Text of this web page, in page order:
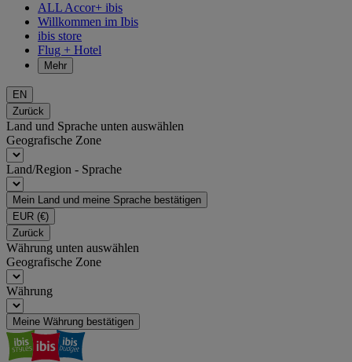
ALL Accor+ ibis
Willkommen im Ibis
ibis store
Flug + Hotel
Mehr
EN
Zurück
Land und Sprache unten auswählen
Geografische Zone
Land/Region - Sprache
Mein Land und meine Sprache bestätigen
EUR (€)
Zurück
Währung unten auswählen
Geografische Zone
Währung
Meine Währung bestätigen